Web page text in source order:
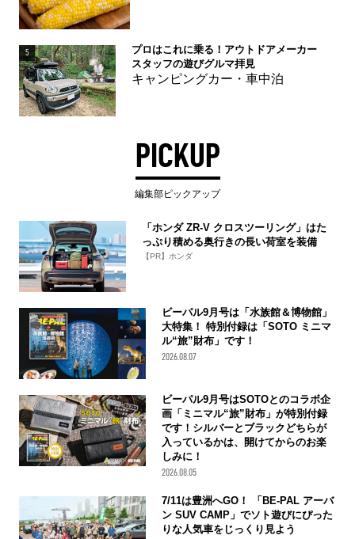
5
プロはこれに乗る！アウトドアメーカー
スタッフの遊びグルマ拝見
キャンピングカー・車中泊
PICKUP
編集部ピックアップ
「ホンダ ZR-V クロスツーリング」はた
っぷり積める奥行きの長い荷室を装備
【PR】ホンダ
ビーパル9月号は「水族館＆博物館」
大特集！ 特別付録は「SOTO ミニマ
ル“旅”財布」です！
2026.08.07
ビーパル9月号はSOTOとのコラボ企
画「ミニマル“旅”財布」が特別付録
です！シルバーとブラックどちらが
入っているかは、開けてからのお楽
しみに！
2026.08.05
7/11は豊洲へGO！ 「BE-PAL アーバ
ン SUV CAMP」でソト遊びにぴった
りな人気車をじっくり見よう